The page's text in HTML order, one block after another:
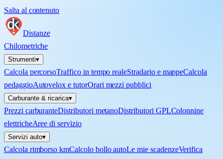
Salta al contenuto
Distanze
Chilometriche
Strumenti▾
Calcola percorsoTraffico in tempo realeStradario e mappeCalcola
pedaggioAutovelox e tutorOrari mezzi pubblici
Carburante & ricarica▾
Prezzi carburanteDistributori metanoDistributori GPLColonnine
elettricheAree di servizio
Servizi auto▾
Calcola rimborso kmCalcolo bollo autoLe mie scadenzeVerifica